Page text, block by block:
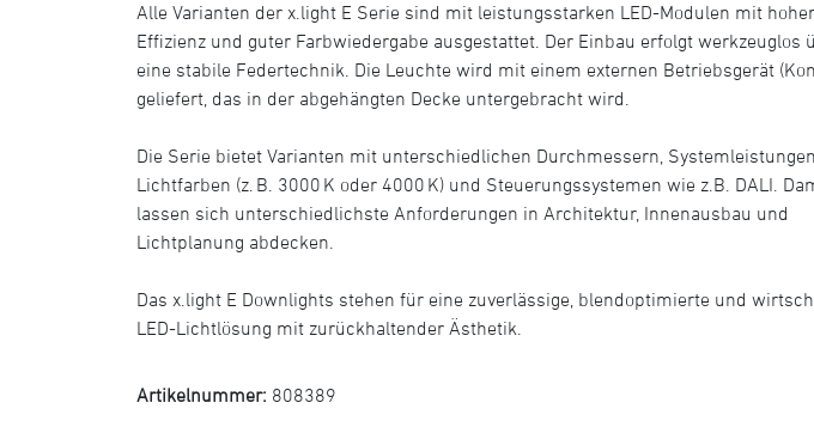
Alle Varianten der x.light E Serie sind mit leistungsstarken LED-Modulen mit hoher
Effizienz und guter Farbwiedergabe ausgestattet. Der Einbau erfolgt werkzeuglos
eine stabile Federtechnik. Die Leuchte wird mit einem externen Betriebsgerät
geliefert, das in der abgehängten Decke untergebracht wird.
Die Serie bietet Varianten mit unterschiedlichen Durchmessern, Systemleistungen,
Lichtfarben (z. B. 3000 K oder 4000 K) und Steuerungssystemen wie z.B. DALI.
lassen sich unterschiedlichste Anforderungen in Architektur, Innenausbau und
Lichtplanung abdecken.
Das x.light E Downlights stehen für eine zuverlässige, blendoptimierte und
LED-Lichtlösung mit zurückhaltender Ästhetik.
Artikelnummer: 808389